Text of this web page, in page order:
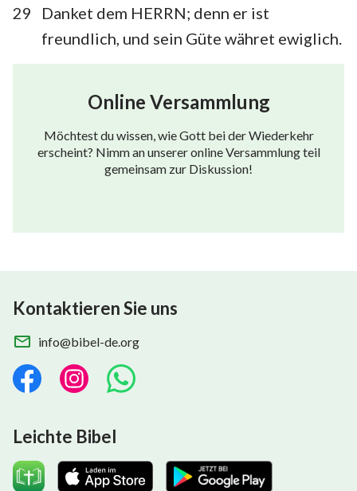
29
Danket dem HERRN; denn er ist
freundlich, und sein Güte währet ewiglich.
Online Versammlung
Möchtest du wissen, wie Gott bei der Wiederkehr
erscheint? Nimm an unserer online Versammlung teil
gemeinsam zur Diskussion!
Kontaktieren Sie uns
info@bibel-de.org
Leichte Bibel